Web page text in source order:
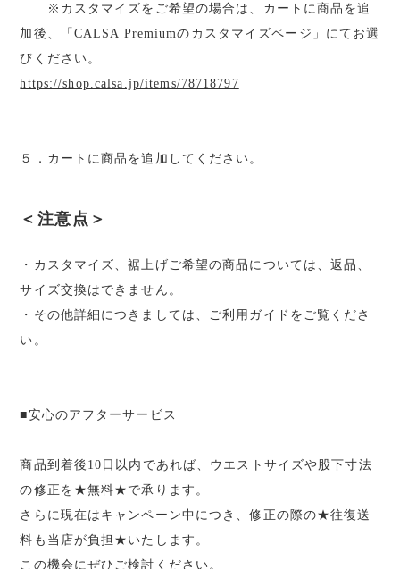
※カスタマイズをご希望の場合は、カートに商品を追
加後、「CALSA Premiumのカスタマイズページ」にてお選
びください。
https://shop.calsa.jp/items/78718797
５．カートに商品を追加してください。
＜注意点＞
・カスタマイズ、裾上げご希望の商品については、返品、
サイズ交換はできません。
・その他詳細につきましては、ご利用ガイドをご覧くださ
い。
■安心のアフターサービス
商品到着後10日以内であれば、ウエストサイズや股下寸法
の修正を★無料★で承ります。
さらに現在はキャンペーン中につき、修正の際の★往復送
料も当店が負担★いたします。
この機会にぜひご検討ください。